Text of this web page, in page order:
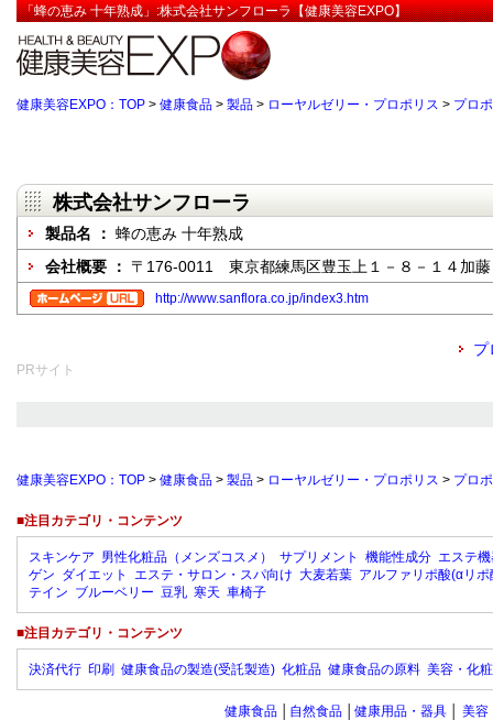
「蜂の恵み 十年熟成」:株式会社サンフローラ【健康美容EXPO】
健康美容EXPO：TOP > 健康食品 > 製品 > ローヤルゼリー・プロポリス > プロ
株式会社サンフローラ
製品名 ： 蜂の恵み 十年熟成
会社概要 ： 〒176-0011 東京都練馬区豊玉上１－８－１４加
http://www.sanflora.co.jp/index3.htm
プ
PRサイト
健康美容EXPO：TOP > 健康食品 > 製品 > ローヤルゼリー・プロポリス > プロ
■注目カテゴリ・コンテンツ
スキンケア 男性化粧品（メンズコスメ） サプリメント 機能性成分 エステ
ゲン ダイエット エステ・サロン・スパ向け 大麦若葉 アルファリポ酸(αリポ
テイン ブルーベリー 豆乳 寒天 車椅子
■注目カテゴリ・コンテンツ
決済代行 印刷 健康食品の製造(受託製造) 化粧品 健康食品の原料 美容・化
健康食品 自然食品 健康用品・器具 美容